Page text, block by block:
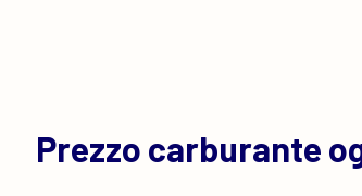
Prezzo carburante